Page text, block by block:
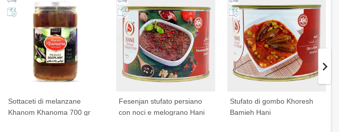
Sottaceti di melanzane
Khanom Khanoma 700 gr
Fesenjan stufato persiano
con noci e melograno Hani
Stufato di gombo Khoresh
Bamieh Hani